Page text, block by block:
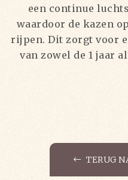
een continue
waardoor de kazen
rijpen. Dit zorgt voor
van zowel de 1 jaar
TERUG